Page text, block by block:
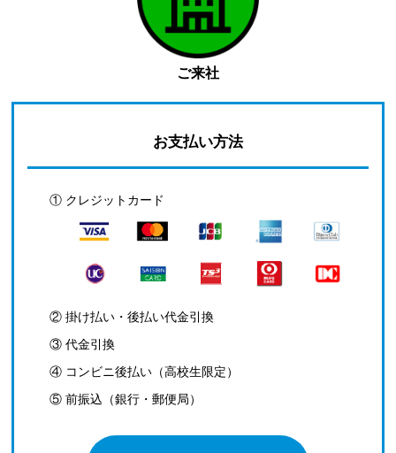
ご来社
お支払い方法
① クレジットカード
② 掛け払い・後払い代金引換
③ 代金引換
④ コンビニ後払い（高校生限定）
⑤ 前振込（銀行・郵便局）